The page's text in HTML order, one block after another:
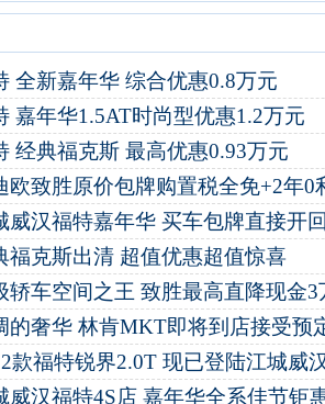
全新嘉年华 综合优惠0.8万元
嘉年华1.5AT时尚型优惠1.2万元
经典福克斯 最高优惠0.93万元
欧致胜原价包牌购置税全免+2年0
威汉福特嘉年华 买车包牌直接开
福克斯出清 超值优惠超值惊喜
轿车空间之王 致胜最高直降现金3
的奢华 林肯MKT即将到店接受预
款福特锐界2.0T 现已登陆江城威
威汉福特4S店 嘉年华全系佳节钜